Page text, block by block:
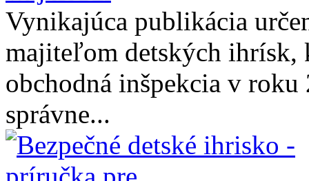
Vynikajúca publikácia
majiteľom detských ihrísk,
obchodná inšpekcia v
správne...